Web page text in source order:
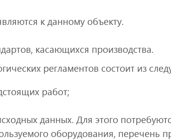
к данному объекту.
касающихся производства.
регламентов состоит из
работ;
данных. Для этого
оборудования, перечень